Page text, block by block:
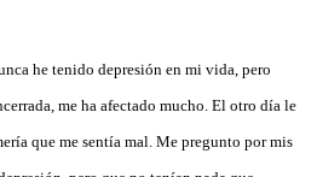
he tenido depresión en mi vida, pero
me ha afectado mucho. El otro día le
que me sentía mal. Me pregunto por mis